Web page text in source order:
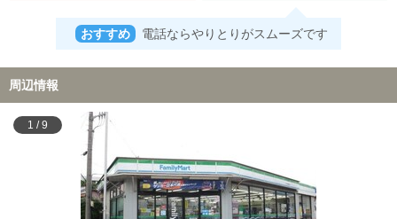
おすすめ 電話ならやりとりがスムーズです
周辺情報
1 /9